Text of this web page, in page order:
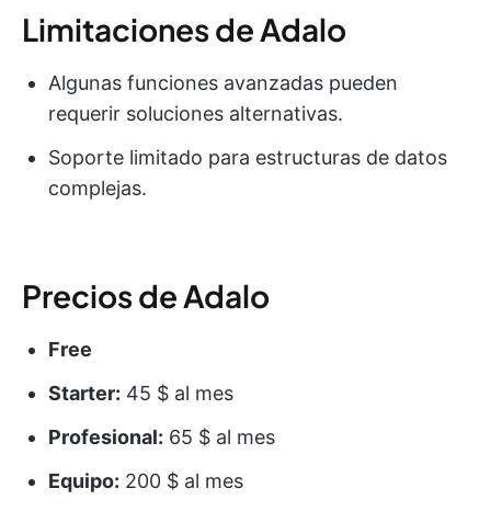
Limitaciones de Adalo
Algunas funciones avanzadas pueden
requerir soluciones alternativas.
Soporte limitado para estructuras de datos
complejas.
Precios de Adalo
Free
Starter: 45 $ al mes
Profesional: 65 $ al mes
Equipo: 200 $ al mes